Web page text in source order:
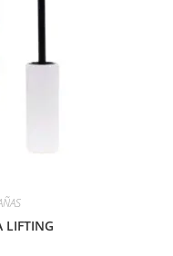
LIFTING